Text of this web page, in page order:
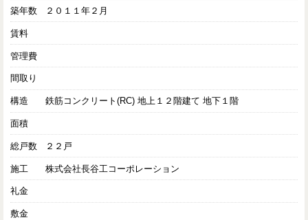
築年数 ２０１１年２月
賃料
管理費
間取り
構造 鉄筋コンクリート(RC) 地上１２階建て 地下１階
面積
総戸数 ２２戸
施工 株式会社長谷工コーポレーション
礼金
敷金